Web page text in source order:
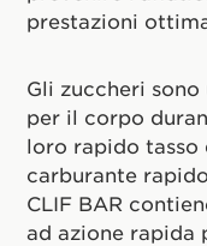
prestazioni
Gli zuccheri
per il corpo
loro rapido tasso
carburante
CLIF BAR
ad azione rapida